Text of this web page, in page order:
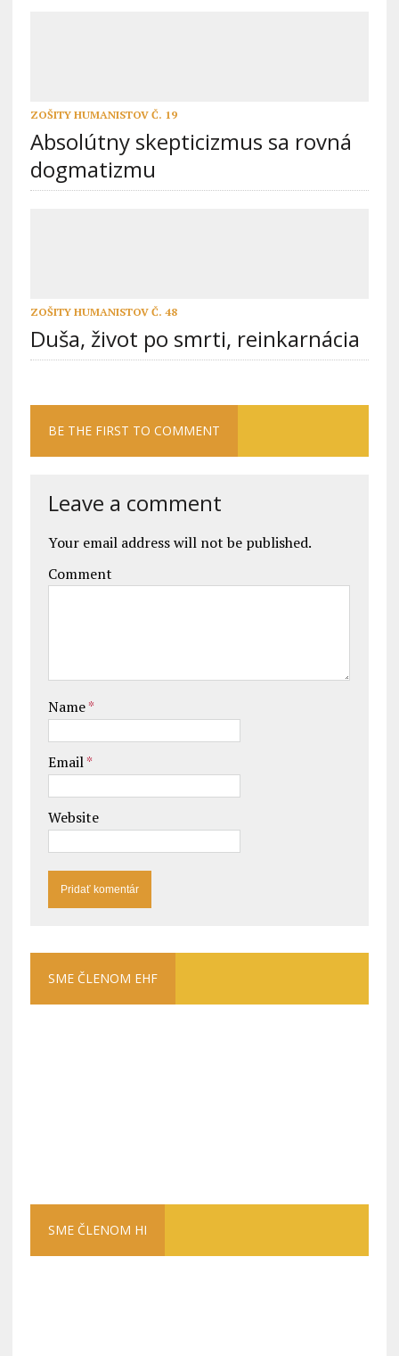
ZOŠITY HUMANISTOV Č. 19
Absolútny skepticizmus sa rovná
dogmatizmu
ZOŠITY HUMANISTOV Č. 48
Duša, život po smrti, reinkarnácia
BE THE FIRST TO COMMENT
Leave a comment
Your email address will not be published.
Comment
Name*
Email*
Website
SME ČLENOM EHF
SME ČLENOM HI